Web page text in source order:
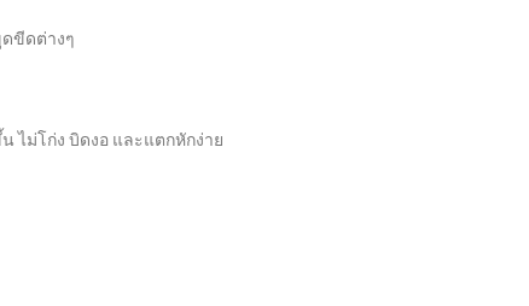
ขีดต่างๆ
ไม่โก่ง บิดงอ และแตกหักง่าย